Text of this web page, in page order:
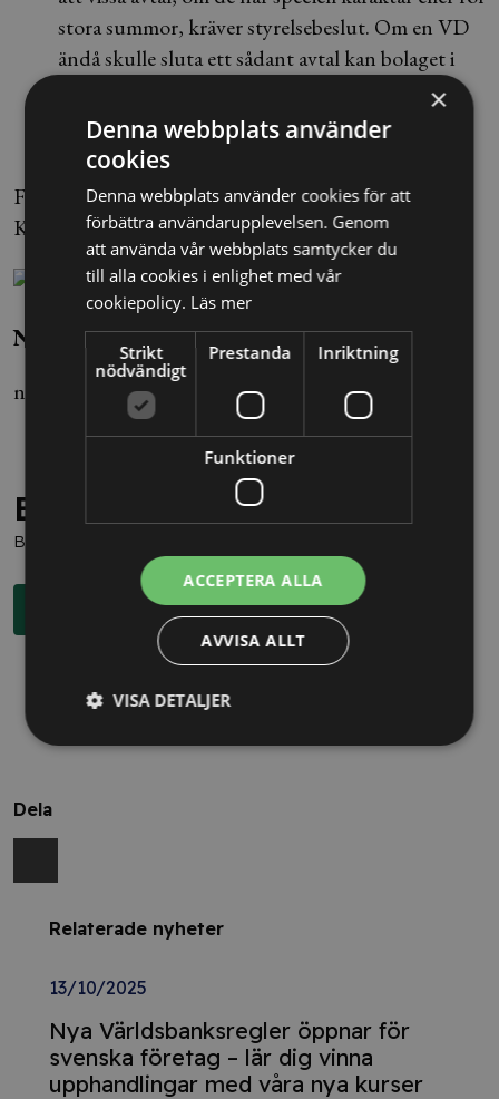
stora summor, kräver styrelsebeslut. Om en VD
ändå skulle sluta ett sådant avtal kan bolaget i
Foto: Martina Holmberg/TT
Källa: Nyhetsbyrån Blendow Lexnova
Nils Ivars/Sophia Lindstedt
nils.ivars@alltomjuridik.se
Behöver du juridisk hjälp?
Boka en kostnadsfri konsultation direkt via knappen nedan.
Boka rådgivning
Dela
Relaterade nyheter
13/10/2025
Nya Världsbanksregler öppnar för
svenska företag – lär dig vinna
upphandlingar med våra nya kurser
×
Denna webbplats använder
cookies
Denna webbplats använder cookies för att
förbättra användarupplevelsen. Genom
att använda vår webbplats samtycker du
till alla cookies i enlighet med vår
cookiepolicy. Läs mer
Strikt
nödvändigt
Prestanda Inriktning
Funktioner
ACCEPTERA ALLA
AVVISA ALLT
VISA DETALJER